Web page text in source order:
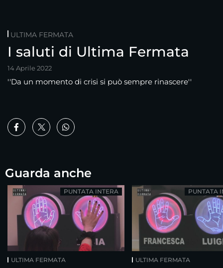
ULTIMA FERMATA
I saluti di Ultima Fermata
14 Aprile 2022
''Da un momento di crisi si può sempre rinascere''
Guarda anche
ULTIMA FERMATA
PUNTATA INTERA
ULTIMA FERMATA
PUNTATA